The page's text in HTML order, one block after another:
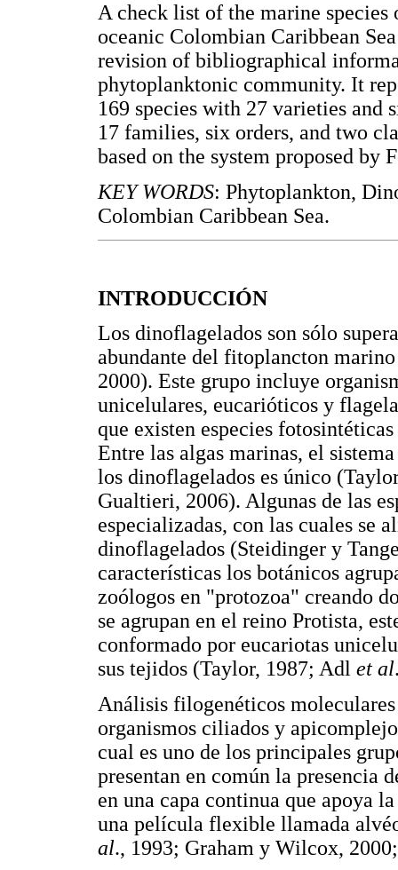
A check list of the marine
oceanic Colombian Caribbean
revision of bibliographical
phytoplanktonic community. It
169 species with 27 varieties and
17 families, six orders, and two
based on the system proposed by
KEY WORDS: Phytoplankton,
Colombian Caribbean Sea.
INTRODUCCIÓN
Los dinoflagelados son sólo
abundante del fitoplancton
2000). Este grupo incluye
unicelulares, eucarióticos y
que existen especies
Entre las algas marinas, el
los dinoflagelados es único
Gualtieri, 2006). Algunas de las
especializadas, con las cuales se
dinoflagelados (Steidinger y
características los botánicos
zoólogos en "protozoa" creando
se agrupan en el reino Protista,
conformado por eucariotas
sus tejidos (Taylor, 1987; Adl et al
Análisis filogenéticos
organismos ciliados y
cual es uno de los principales
presentan en común la presencia
en una capa continua que apoya
una película flexible llamada
al., 1993; Graham y Wilcox,